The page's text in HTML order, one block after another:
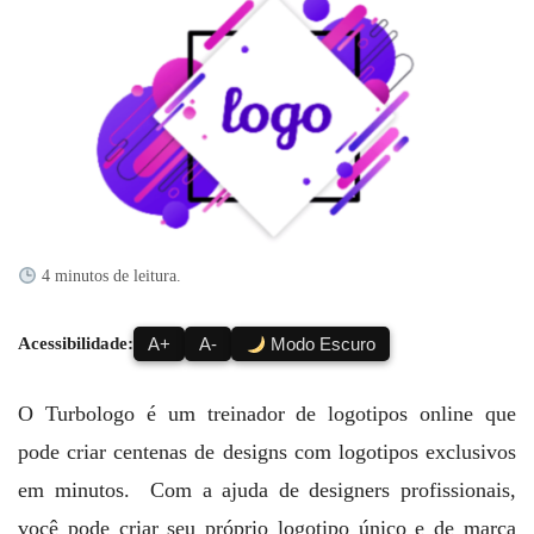
4 minutos de leitura.
Acessibilidade: A+ A- Modo Escuro
O Turbologo é um treinador de logotipos online que
pode criar centenas de designs com logotipos exclusivos
em minutos. Com a ajuda de designers profissionais,
você pode criar seu próprio logotipo único e de marca